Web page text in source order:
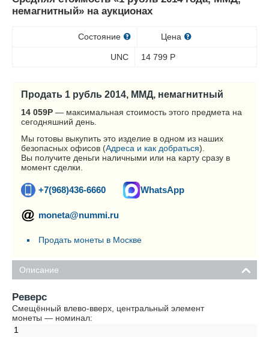
немагнитный» на аукционах
Состояние Цена
UNC 14 799 Р
Продать 1 рубль 2014, ММД, немагнитный
14 059Р — максимальная стоимость этого предмета на
сегодняшний день.
Мы готовы выкупить это изделие в одном из наших
безопасных офисов (Адреса и как добраться).
Вы получите деньги наличными или на карту сразу в
момент сделки.
+7(968)436-6660 WhatsApp
moneta@nummi.ru
Продать монеты в Москве
Описание
Реверс
Смещённый влево-вверх, центральный элемент
монеты — номинал:
1